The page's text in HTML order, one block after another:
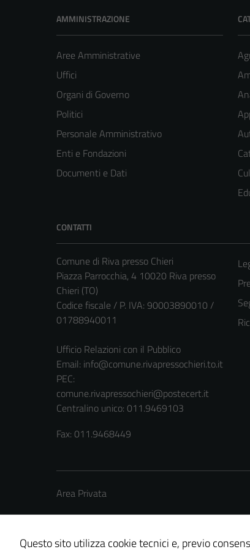
AMMINISTRAZIONE
Aree Amministrative
Uffici
Organi di Governo
Politici
Personale Amministrativo
Enti e Fondazioni
Documenti e Dati
CONTATTI
Comune di Riva presso Chieri
Piazza Parrocchia, 4 10020 Riva presso
Chieri (TO)
Codice fiscale / P. IVA: 90003890010 /
01788940011
Ufficio Relazioni con il Pubblico
Email: info@comune.rivapressochieri.to.it
PEC:
comune.rivapressochieri@postecert.it
Centralino unico: 011.9469103
Fax: 011.9468449
Area Privata
Questo sito utilizza cookie tecnici e, previo